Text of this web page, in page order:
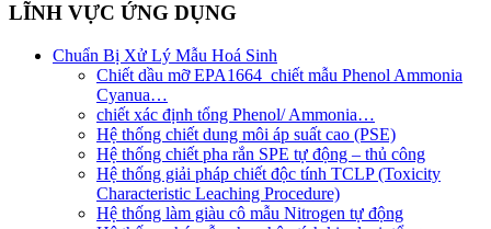
LĨNH VỰC ỨNG DỤNG
Chuẩn Bị Xử Lý Mẫu Hoá Sinh
Chiết dầu mỡ EPA1664_chiết mẫu Phenol Ammonia
Cyanua…
chiết xác định tổng Phenol/ Ammonia…
Hệ thống chiết dung môi áp suất cao (PSE)
Hệ thống chiết pha rắn SPE tự động – thủ công
Hệ thống giải pháp chiết độc tính TCLP (Toxicity
Characteristic Leaching Procedure)
Hệ thống làm giàu cô mẫu Nitrogen tự động